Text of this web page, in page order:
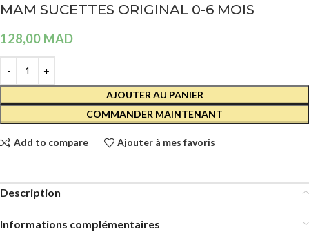
MAM SUCETTES ORIGINAL 0-6 MOIS
128,00 MAD
AJOUTER AU PANIER
COMMANDER MAINTENANT
Add to compare Ajouter à mes favoris
Description
Informations complémentaires